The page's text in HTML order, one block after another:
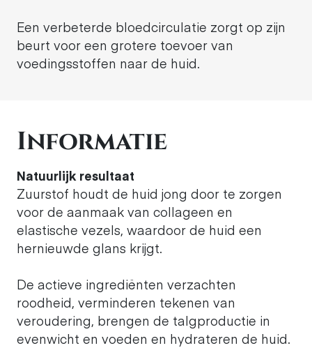
Een verbeterde bloedcirculatie zorgt op zijn
beurt voor een grotere toevoer van
voedingsstoffen naar de huid.
Informatie
Natuurlijk resultaat
Zuurstof houdt de huid jong door te zorgen
voor de aanmaak van collageen en
elastische vezels, waardoor de huid een
hernieuwde glans krijgt.
De actieve ingrediënten verzachten
roodheid, verminderen tekenen van
veroudering, brengen de talgproductie in
evenwicht en voeden en hydrateren de huid.